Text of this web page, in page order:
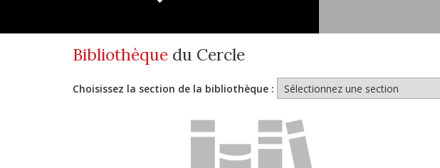
Bibliothèque du Cercle
Choisissez la section de la bibliothèque :